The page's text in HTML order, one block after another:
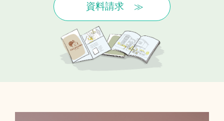
資料請求